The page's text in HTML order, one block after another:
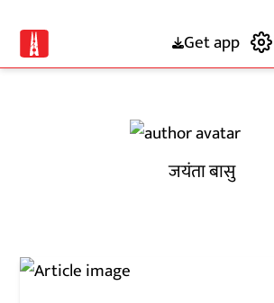
Get app
जयंता बासु